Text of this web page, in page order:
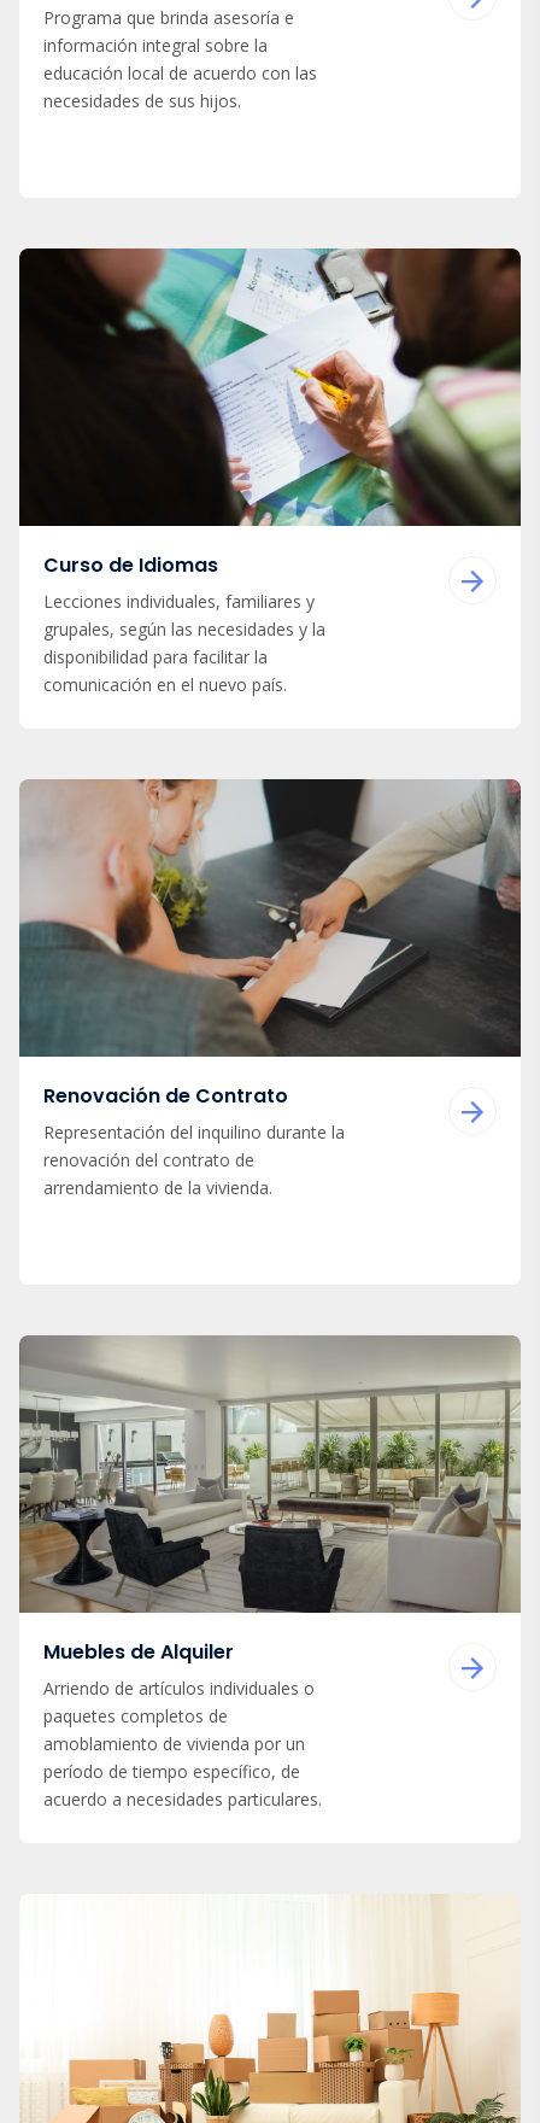
Programa que brinda asesoría e
información integral sobre la
educación local de acuerdo con las
necesidades de sus hijos.
Curso de Idiomas
Lecciones individuales, familiares y
grupales, según las necesidades y la
disponibilidad para facilitar la
comunicación en el nuevo país.
Renovación de Contrato
Representación del inquilino durante la
renovación del contrato de
arrendamiento de la vivienda.
Muebles de Alquiler
Arriendo de artículos individuales o
paquetes completos de
amoblamiento de vivienda por un
período de tiempo específico, de
acuerdo a necesidades particulares.